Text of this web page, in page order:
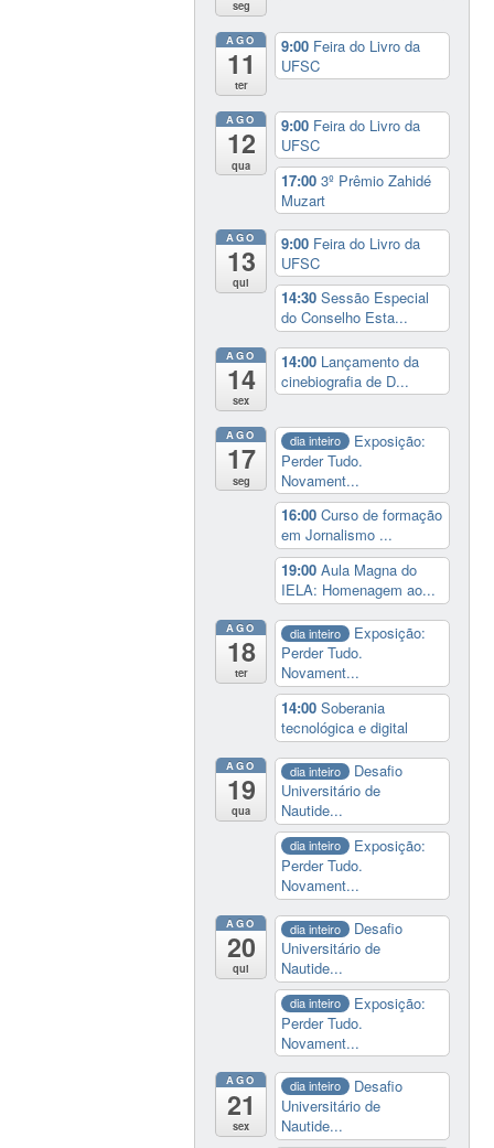
seg
AGO
11
ter
9:00 Feira do Livro da
UFSC
AGO
12
qua
9:00 Feira do Livro da
UFSC
17:003º Prêmio Zahidé
Muzart
AGO
13
qui
9:00 Feira do Livro da
UFSC
14:30Sessão Especial
do Conselho Esta...
AGO
14
sex
14:00 Lançamento da
cinebiografia de D...
AGO
17
seg
dia inteiro
Exposição:
Perder Tudo.
Novament...
16:00Curso de formação
em Jornalismo ...
19:00Aula Magna do
IELA: Homenagem ao...
AGO
18
ter
dia inteiro
Exposição:
Perder Tudo.
Novament...
14:00Soberania
tecnológica e digital
AGO
19
qua
dia inteiro
Desafio
Universitário de
Nautide...
dia inteiro
Exposição:
Perder Tudo.
Novament...
AGO
20
qui
dia inteiro
Desafio
Universitário de
Nautide...
dia inteiro
Exposição:
Perder Tudo.
Novament...
AGO
21
sex
dia inteiro
Desafio
Universitário de
Nautide...